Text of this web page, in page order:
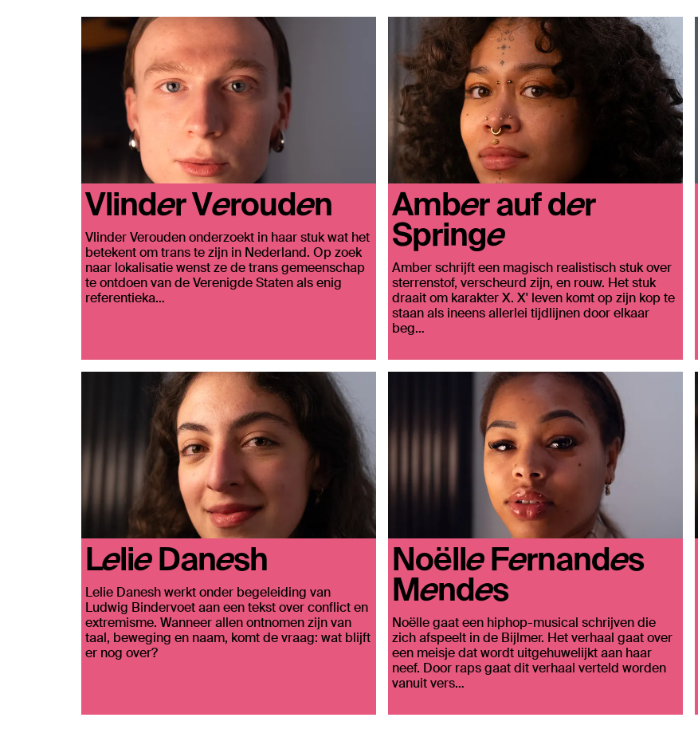
Vlinder Verouden
Vlinder Verouden onderzoekt in haar stuk wat het
betekent om trans te zijn in Nederland. Op zoek
naar lokalisatie wenst ze de trans gemeenschap
te ontdoen van de Verenigde Staten als enig
referentieka…
Amber auf der
Springe
Amber schrijft een magisch realistisch stuk over
sterrenstof, verscheurd zijn, en rouw. Het stuk
draait om karakter X. X' leven komt op zijn kop te
staan als ineens allerlei tijdlijnen door elkaar
beg…
Lelie Danesh
Lelie Danesh werkt onder begeleiding van
Ludwig Bindervoet aan een tekst over conflict en
extremisme. Wanneer allen ontnomen zijn van
taal, beweging en naam, komt de vraag: wat blijft
er nog over?
Noëlle Fernandes
Mendes
Noëlle gaat een hiphop-musical schrijven die
zich afspeelt in de Bijlmer. Het verhaal gaat over
een meisje dat wordt uitgehuwelijkt aan haar
neef. Door raps gaat dit verhaal verteld worden
vanuit vers…